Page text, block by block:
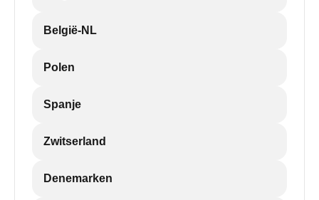
België-NL
Polen
Spanje
Zwitserland
Denemarken